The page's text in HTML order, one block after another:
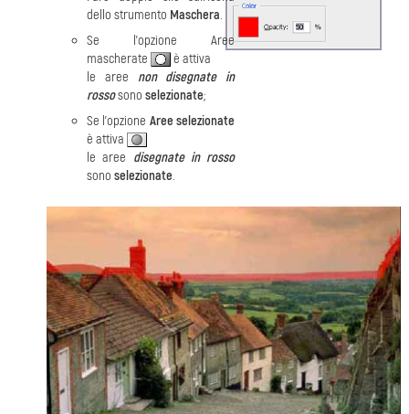
dello strumento Maschera.
Se l'opzione Aree
mascherate
è attiva
le aree non disegnate in
rossosono selezionate;
Se l'opzione Aree selezionate
è attiva
le aree disegnate in rosso
sono selezionate.